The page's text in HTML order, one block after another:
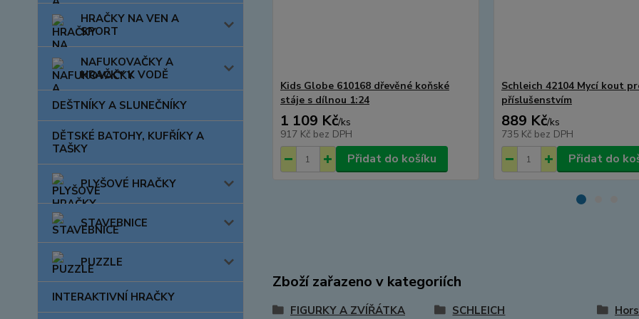
HRAČKY NA VEN A
SPORT
NAFUKOVAČKY A
HRAČKY K VODĚ
DEŠTNÍKY A SLUNEČNÍKY
DĚTSKÉ BATOHY, KUFŘÍKY A
TAŠKY
PLYŠOVÉ HRAČKY
STAVEBNICE
PUZZLE
INTERAKTIVNÍ HRAČKY
Kids Globe 610168 dřevěné koňské
stáje s dílnou 1:24
1 109 Kč/ks
917 Kč bez DPH
Přidat do košíku
Schleich 42104 Mycí kout
příslušenstvím
889 Kč/ks
735 Kč bez DPH
Přidat do
Zboží zařazeno v kategoriích
FIGURKY A ZVÍŘÁTKA SCHLEICH